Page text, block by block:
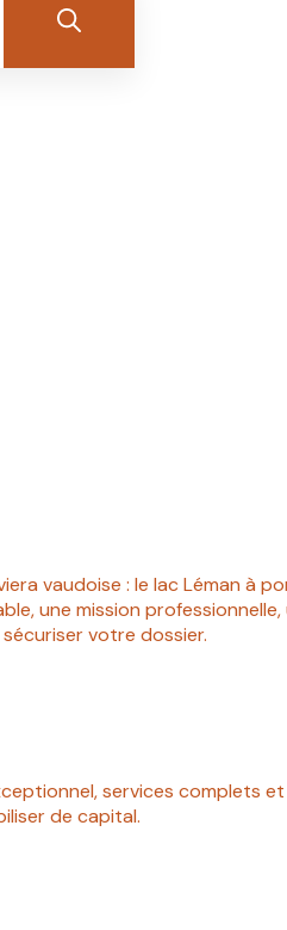
vaudoise : le lac Léman à
une mission
votre dossier.
services complets
de capital.